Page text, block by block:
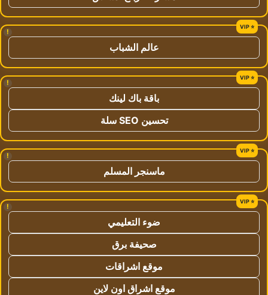
!
عالم الشباب
!
باقة باك لينك
تحسين SEO سلة
!
ماسنجر المسلم
!
ضوء التعليمي
صحيفة برق
موقع اشراقات
موقع اشراق اون لاين